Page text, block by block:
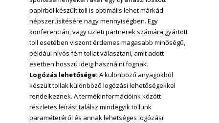
papírból készült toll is optimális lehet márkád
népszerűsítésére nagy mennyiségben. Egy
konferencián, vagy üzleti partnerek számára gyártott
toll esetében viszont érdemes magasabb minőségű,
például nívós fém tollat választani, amit adott
esetben hosszú ideig használni fognak.
Logózás lehetősége: A különböző anyagokból
készült tollak különböző logózási lehetőségekkel
rendelkeznek. A termékinformációink között
részletes leírást találsz mindegyik tollunk
paraméteréről és annak lehetséges logózási